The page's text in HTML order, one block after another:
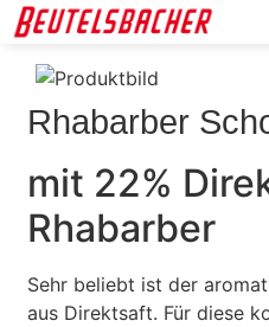
Rhabarber
mit 22%
Rhabarber
Sehr beliebt ist der
aus Direktsaft. Für diese